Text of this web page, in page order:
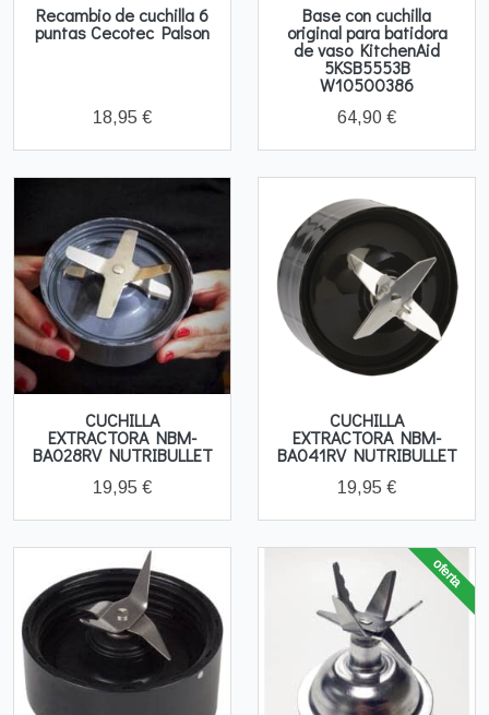
Recambio de cuchilla 6
puntas Cecotec Palson
18,95 €
Base con cuchilla
original para batidora
de vaso KitchenAid
5KSB5553B
W10500386
64,90 €
CUCHILLA
EXTRACTORA NBM-
BA028RV NUTRIBULLET
19,95 €
CUCHILLA
EXTRACTORA NBM-
BA041RV NUTRIBULLET
19,95 €
oferta